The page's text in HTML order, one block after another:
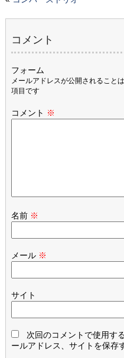
コメント
フォーム
メールアドレスが公開されることは
項目です
コメント ※
名前 ※
メール ※
サイト
次回のコメントで使用す
ールアドレス、サイトを保存